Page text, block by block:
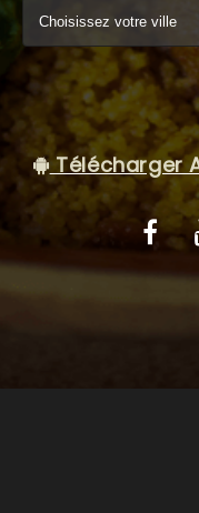
VOS AVIS
MENTIONS LÉGALES
C.G.V
Télécharger